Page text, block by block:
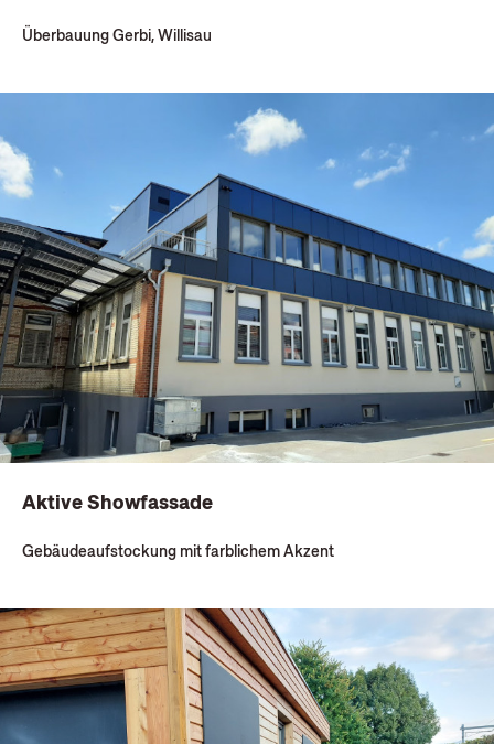
Überbauung Gerbi, Willisau
Aktive Showfassade
Gebäudeaufstockung mit farblichem Akzent